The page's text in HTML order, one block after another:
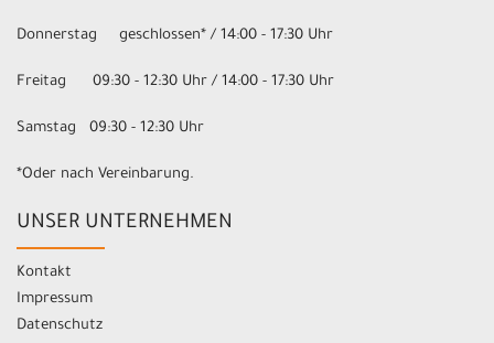
Donnerstag geschlossen* / 14:00 - 17:30 Uhr
Freitag 09:30 - 12:30 Uhr / 14:00 - 17:30 Uhr
Samstag 09:30 - 12:30 Uhr
*Oder nach Vereinbarung.
UNSER UNTERNEHMEN
Kontakt
Impressum
Datenschutz